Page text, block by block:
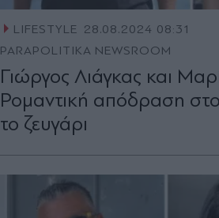
LIFESTYLE 28.08.2024 08:31
PARAPOLITIKA NEWSROOM
Γιώργος Λιάγκας και
Ρομαντική απόδραση
το ζευγάρι